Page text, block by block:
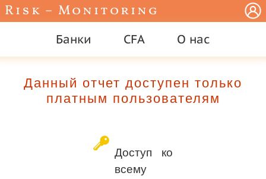
Risk – Monitoring
Банки CFA О нас
Данный отчет доступен только
платным пользователям
Доступ ко
всему